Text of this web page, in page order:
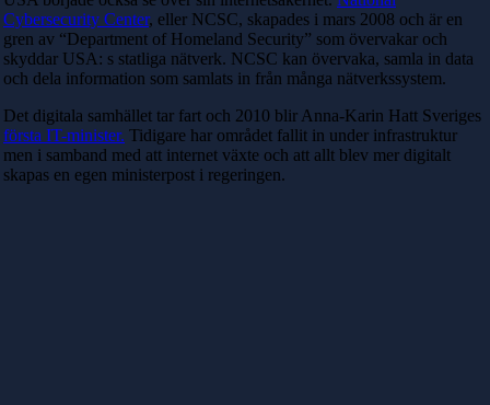
Cybersecurity Center, eller NCSC, skapades i mars 2008 och är en
gren av “Department of Homeland Security” som övervakar och
skyddar USA: s statliga nätverk. NCSC kan övervaka, samla in data
och dela information som samlats in från många nätverkssystem.
Det digitala samhället tar fart och 2010 blir Anna-Karin Hatt Sveriges
första IT-minister. Tidigare har området fallit in under infrastruktur
men i samband med att internet växte och att allt blev mer digitalt
skapas en egen ministerpost i regeringen.